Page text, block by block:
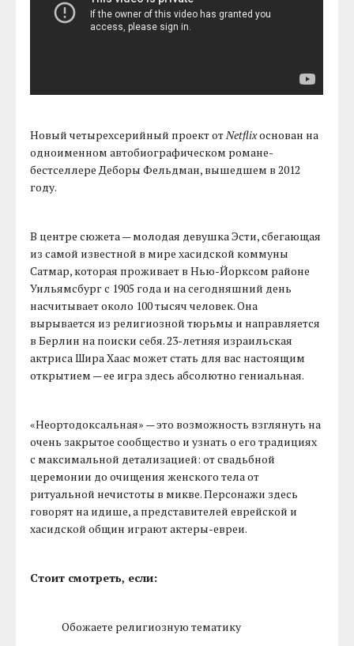
Новый четырехсерийный проект отNetflixоснован на
одноименном автобиографическом романе-
бестселлере Деборы Фельдман, вышедшем в 2012
году.
В центре сюжета — молодая девушка Эсти, сбегающая
из самой известной в мире хасидской коммуны
Сатмар, которая проживает в Нью-Йорксом районе
Уильямсбург с 1905 года и на сегодняшний день
насчитывает около 100 тысяч человек. Она
вырывается из религиозной тюрьмы и направляется
в Берлин на поиски себя. 23-летняя израильская
актриса Шира Хаас может стать для вас настоящим
открытием — ее игра здесь абсолютно гениальная.
«Неортодоксальная» — это возможность взглянуть на
очень закрытое сообщество и узнать о его традициях
с максимальной детализацией: от свадьбной
церемонии до очищения женского тела от
ритуальной нечистоты в микве. Персонажи здесь
говорят на идише, а представителей еврейской и
хасидской общин играют актеры-евреи.
Стоит смотреть, если:
Обожаете религиозную тематику